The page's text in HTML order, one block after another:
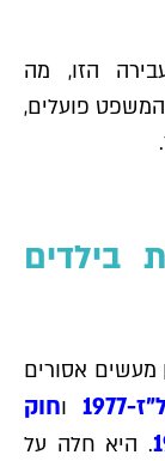
הזו, מה
פועלים,
בילדים
מעשים אסורים
וחוק
. היא חלה על